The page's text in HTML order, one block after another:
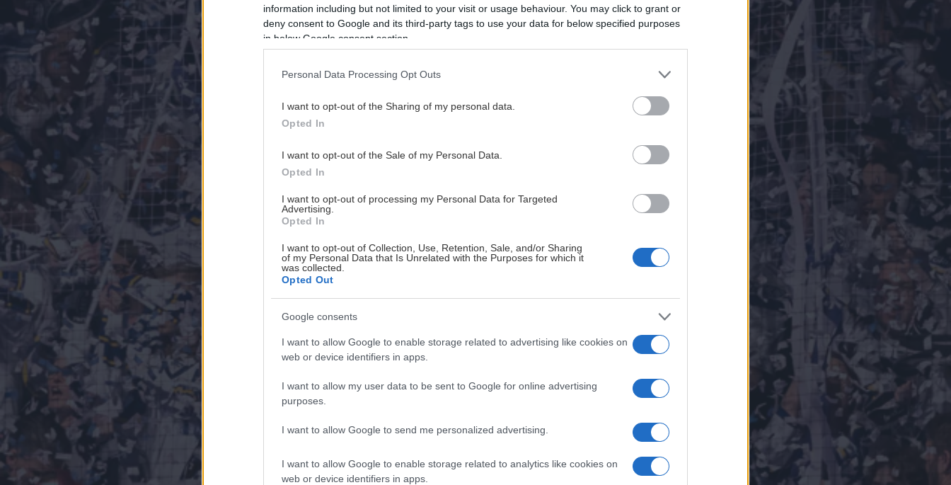
information including but not limited to your visit or usage behaviour. You may click to grant or
deny consent to Google and its third-party tags to use your data for below specified purposes
in below Google consent section.
Personal Data Processing Opt Outs
I want to opt-out of the Sharing of my personal data.
Opted In
I want to opt-out of the Sale of my Personal Data.
Opted In
I want to opt-out of processing my Personal Data for Targeted
Advertising.
Opted In
I want to opt-out of Collection, Use, Retention, Sale, and/or Sharing
of my Personal Data that Is Unrelated with the Purposes for which it
was collected.
Opted Out
Google consents
I want to allow Google to enable storage related to advertising like cookies on
web or device identifiers in apps.
I want to allow my user data to be sent to Google for online advertising
purposes.
I want to allow Google to send me personalized advertising.
I want to allow Google to enable storage related to analytics like cookies on
web or device identifiers in apps.
KÖP DIN LOTT HÄR